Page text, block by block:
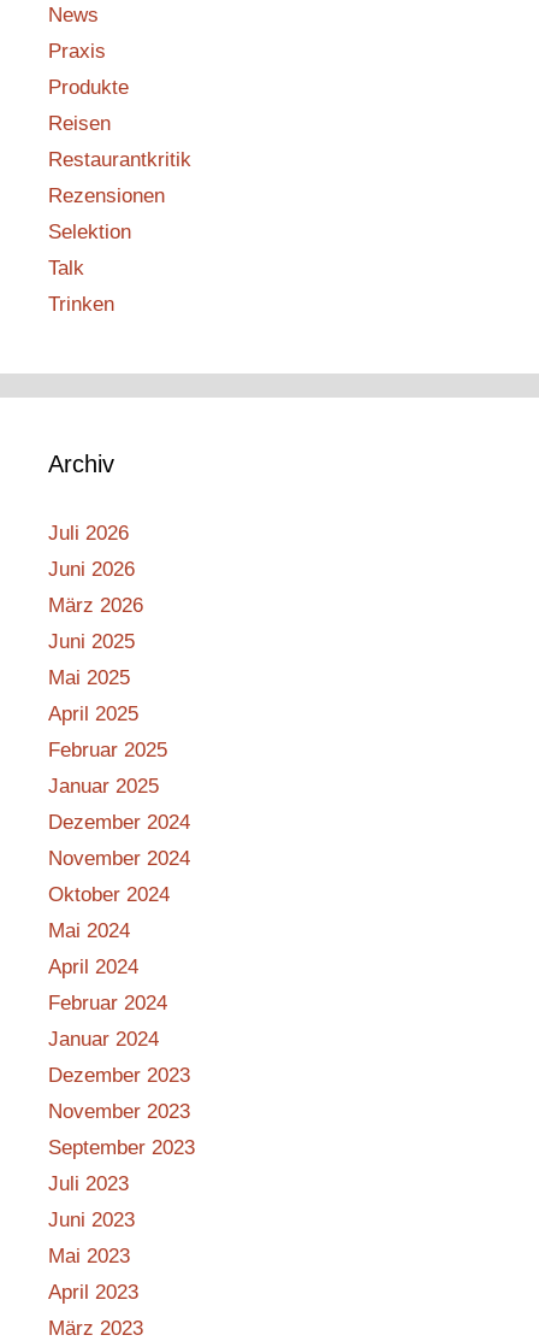
News
Praxis
Produkte
Reisen
Restaurantkritik
Rezensionen
Selektion
Talk
Trinken
Archiv
Juli 2026
Juni 2026
März 2026
Juni 2025
Mai 2025
April 2025
Februar 2025
Januar 2025
Dezember 2024
November 2024
Oktober 2024
Mai 2024
April 2024
Februar 2024
Januar 2024
Dezember 2023
November 2023
September 2023
Juli 2023
Juni 2023
Mai 2023
April 2023
März 2023